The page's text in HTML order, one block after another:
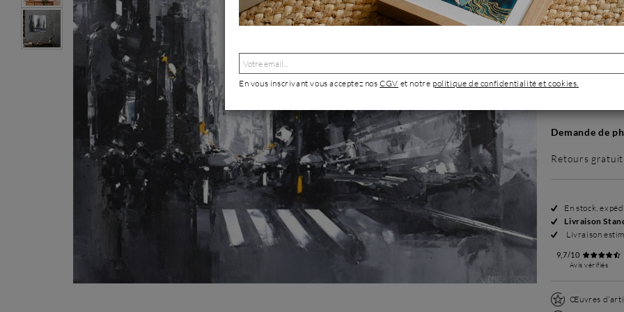
3 500 €
Demande de
Retours
En stock,
Livraison
Livraison
9,7/10
Avis vérifiés
Œuvres
En vous inscrivant vous acceptez nosCGV et notre politique de confidentialité et cookies.